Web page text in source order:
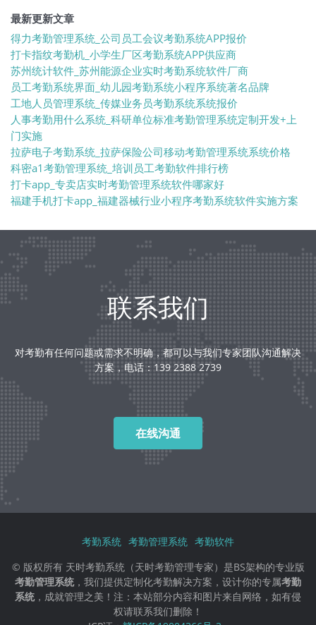
最新更新文章
得力考勤管理系统_公司员工会议考勤系统APP报价
打卡指纹考勤机_小学生厂区考勤系统APP供应商
苏州统计软件_苏州能源企业实时考勤系统软件厂商
员工考勤系统界面_幼儿园考勤系统小程序系统著名品牌
工地人员管理系统_传媒业务员考勤系统系统报价
人事考勤用什么系统_科研单位标准考勤管理系统定制开发+上
门实施
拉萨电子考勤系统_拉萨保险公司移动考勤管理系统系统价格
科密a1考勤管理系统_培训员工考勤软件排行榜
打卡app_专卖店实时考勤管理系统软件哪家好
福建手机打卡app_福建器械行业小程序考勤系统软件实施方案
联系我们
对考勤有任何问题或需求不明确，都可以与我们专家团队沟通解决
方案，电话：139 2388 2739
在线沟通
考勤系统 考勤管理系统 考勤软件
© 版权所有 天时考勤系统（天时考勤管理专家）是BS架构的专业版
考勤管理系统，我们提供定制化考勤解决方案，设计你的专属考勤
系统，成就管理之美！注：本站部分内容和图片来自网络，如有侵
权请联系我们删除！